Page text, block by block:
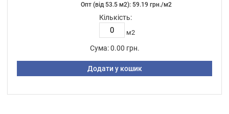
Опт (від 53.5 м2): 59.19 грн./м2
Кількість:
м2
Сума: 0.00 грн.
Додати у кошик